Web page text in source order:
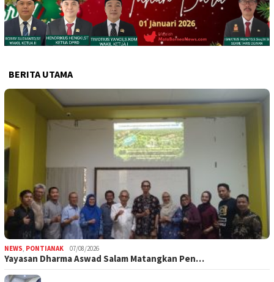
BERITA UTAMA
NEWS PONTIANAK 07/08/2026
Yayasan Dharma Aswad Salam Matangkan Pen…